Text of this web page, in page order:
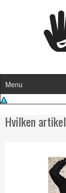
Menu
Hvilken